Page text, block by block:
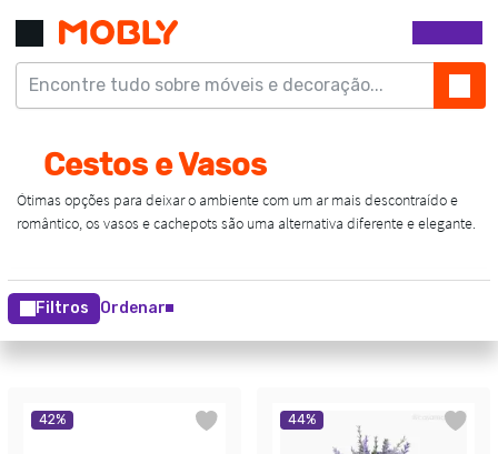
Filtros Ordenar
42% 44%